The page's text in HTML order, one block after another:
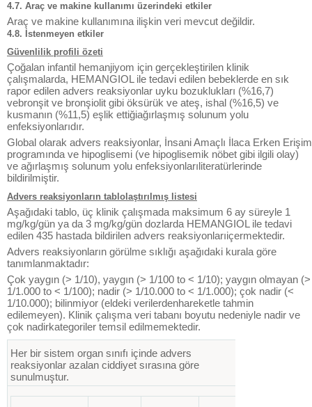
4.7. Araç ve makine kullanımı üzerindeki etkiler
Araç ve makine kullanımına ilişkin veri mevcut değildir.
4.8. İstenmeyen etkiler
Güvenlilik profili özeti
Çoğalan infantil hemanjiyom için gerçekleştirilen klinik
çalışmalarda, HEMANGIOL ile tedavi edilen bebeklerde en sık
rapor edilen advers reaksiyonlar uyku bozuklukları (%16,7)
vebronşit ve bronşiolit gibi öksürük ve ateş, ishal (%16,5) ve
kusmanın (%11,5) eşlik ettiğiağırlaşmış solunum yolu
enfeksiyonlarıdır.
Global olarak advers reaksiyonlar, İnsani Amaçlı İlaca Erken Erişim
programında ve hipoglisemi (ve hipoglisemik nöbet gibi ilgili olay)
ve ağırlaşmış solunum yolu enfeksiyonlarıliteratürlerinde
bildirilmiştir.
Advers reaksiyonların tablolaştırılmış listesi
Aşağıdaki tablo, üç klinik çalışmada maksimum 6 ay süreyle 1
mg/kg/gün ya da 3 mg/kg/gün dozlarda HEMANGIOL ile tedavi
edilen 435 hastada bildirilen advers reaksiyonlarıiçermektedir.
Advers reaksiyonların görülme sıklığı aşağıdaki kurala göre
tanımlanmaktadır:
Çok yaygın (> 1/10), yaygın (> 1/100 to < 1/10); yaygın olmayan (>
1/1.000 to < 1/100); nadir (> 1/10.000 to < 1/1.000); çok nadir (<
1/10.000); bilinmiyor (eldeki verilerdenhareketle tahmin
edilemeyen). Klinik çalışma veri tabanı boyutu nedeniyle nadir ve
çok nadirkategoriler temsil edilmemektedir.
Her bir sistem organ sınıfı içinde advers
reaksiyonlar azalan ciddiyet sırasına göre
sunulmuştur.